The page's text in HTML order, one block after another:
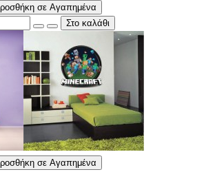
σε Αγαπημένα
σε Αγαπημένα